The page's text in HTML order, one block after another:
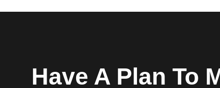
Have A Plan To